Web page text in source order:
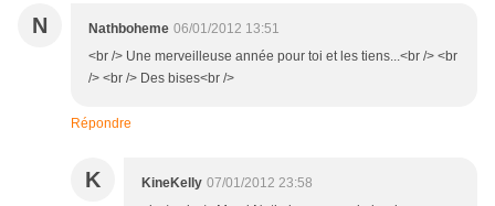
N Nathboheme 06/01/2012 13:51
<br /> Une merveilleuse année pour toi et les tiens...<br /> <br
/> <br /> Des bises<br />
Répondre
K KineKelly 07/01/2012 23:58